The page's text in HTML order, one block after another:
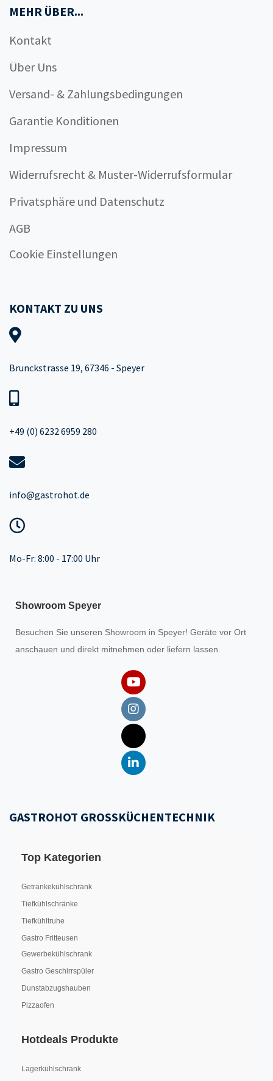
MEHR ÜBER...
Kontakt
Über Uns
Versand- & Zahlungsbedingungen
Garantie Konditionen
Impressum
Widerrufsrecht & Muster-Widerrufsformular
Privatsphäre und Datenschutz
AGB
Cookie Einstellungen
KONTAKT ZU UNS
Brunckstrasse 19, 67346 - Speyer
+49 (0) 6232 6959 280
info@gastrohot.de
Mo-Fr: 8:00 - 17:00 Uhr
Showroom Speyer
Besuchen Sie unseren Showroom in Speyer! Geräte vor Ort
anschauen und direkt mitnehmen oder liefern lassen.
GASTROHOT GROSSKÜCHENTECHNIK
Top Kategorien
Getränkekühlschrank
Tiefkühlschränke
Tiefkühltruhe
Gastro Fritteusen
Gewerbekühlschrank
Gastro Geschirrspüler
Dunstabzugshauben
Pizzaofen
Hotdeals Produkte
Lagerkühlschrank